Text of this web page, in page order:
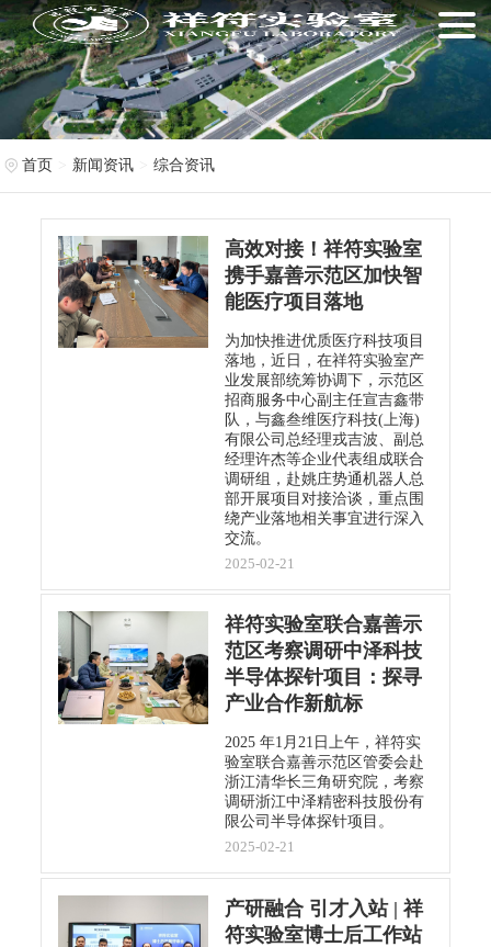
首页 新闻资讯 综合资讯
高效对接！祥符实验室
携手嘉善示范区加快智
能医疗项目落地
为加快推进优质医疗科技项目
落地，近日，在祥符实验室产
业发展部统筹协调下，示范区
招商服务中心副主任宣吉鑫带
队，与鑫叁维医疗科技(上海)
有限公司总经理戎吉波、副总
经理许杰等企业代表组成联合
调研组，赴姚庄势通机器人总
部开展项目对接洽谈，重点围
绕产业落地相关事宜进行深入
交流。
2025-02-21
祥符实验室联合嘉善示
范区考察调研中泽科技
半导体探针项目：探寻
产业合作新航标
2025 年1月21日上午，祥符实
验室联合嘉善示范区管委会赴
浙江清华长三角研究院，考察
调研浙江中泽精密科技股份有
限公司半导体探针项目。
2025-02-21
产研融合 引才入站 | 祥
符实验室博士后工作站